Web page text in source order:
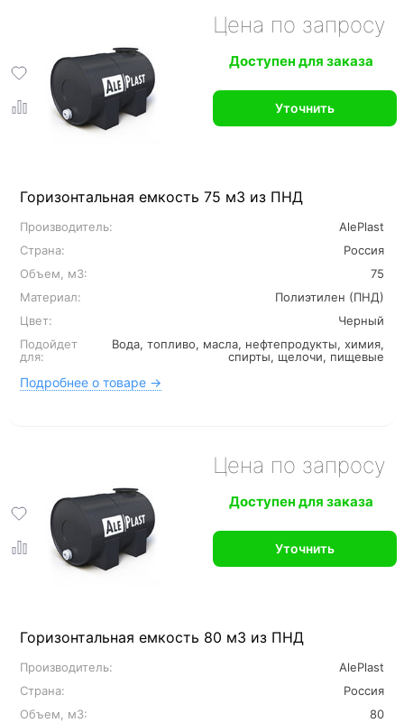
Горизонтальная емкость 75 м3 из ПНД
Производитель:
AlePlast
Страна:
Россия
Объем, м3:
75
Материал:
Полиэтилен (ПНД)
Цвет:
Черный
Подойдет
для:
Вода, топливо, масла, нефтепродукты, химия,
спирты, щелочи, пищевые
Подробнее о товаре →
Цена по запросу
Доступен для заказа
Уточнить
Горизонтальная емкость 80 м3 из ПНД
Производитель:
AlePlast
Страна:
Россия
Объем, м3:
80
Цена по запросу
Доступен для заказа
Уточнить